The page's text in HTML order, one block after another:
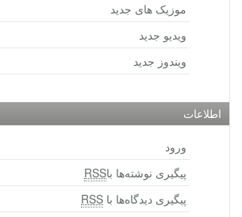
موزیک های جدید
ویدیو جدید
ویندوز جدید
اطلاعات
ورود
پیگیری نوشته‌ها باRSS
پیگیری دیدگاه‌ها با RSS